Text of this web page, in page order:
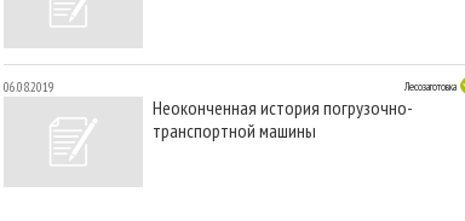
06.08.2019 Лесозаготовка
Неоконченная история погрузочно-
транспортной машины